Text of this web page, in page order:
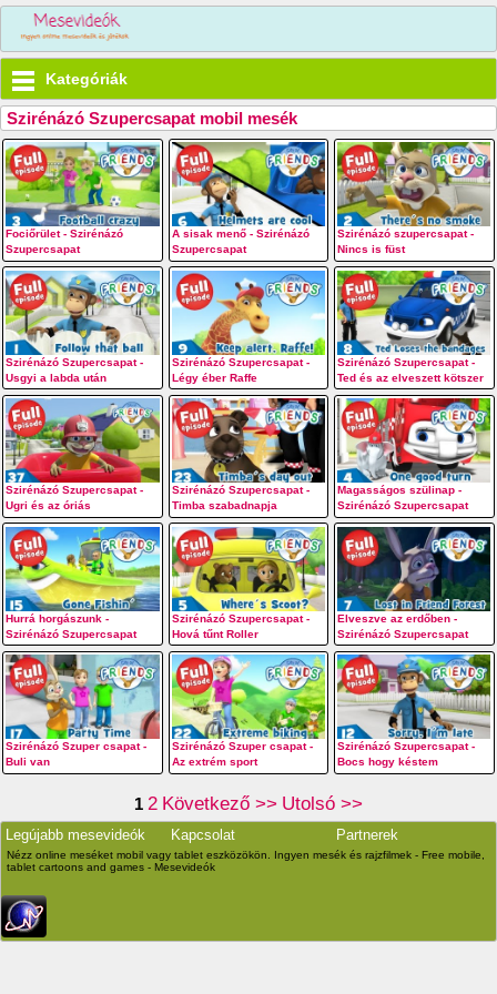
Kategóriák
Szirénázó Szupercsapat mobil mesék
Fociőrület - Szirénázó
Szupercsapat
A sisak menő - Szirénázó
Szupercsapat
Szirénázó szupercsapat -
Nincs is füst
Szirénázó Szupercsapat -
Usgyi a labda után
Szirénázó Szupercsapat -
Légy éber Raffe
Szirénázó Szupercsapat -
Ted és az elveszett kötszer
Szirénázó Szupercsapat -
Ugri és az óriás
Szirénázó Szupercsapat -
Timba szabadnapja
Magasságos szülinap -
Szirénázó Szupercsapat
Hurrá horgászunk -
Szirénázó Szupercsapat
Szirénázó Szupercsapat -
Hová tűnt Roller
Elveszve az erdőben -
Szirénázó Szupercsapat
Szirénázó Szuper csapat -
Buli van
Szirénázó Szuper csapat -
Az extrém sport
Szirénázó Szupercsapat -
Bocs hogy késtem
1 2 Következő >> Utolsó >>
Legújabb mesevideók Kapcsolat Partnerek
Nézz online meséket mobil vagy tablet eszközökön. Ingyen mesék és rajzfilmek - Free mobile,
tablet cartoons and games - Mesevideók